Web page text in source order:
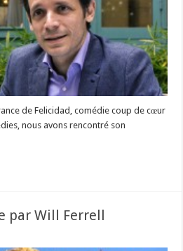
de Felicidad, comédie coup de cœur
nous avons rencontré son
par Will Ferrell